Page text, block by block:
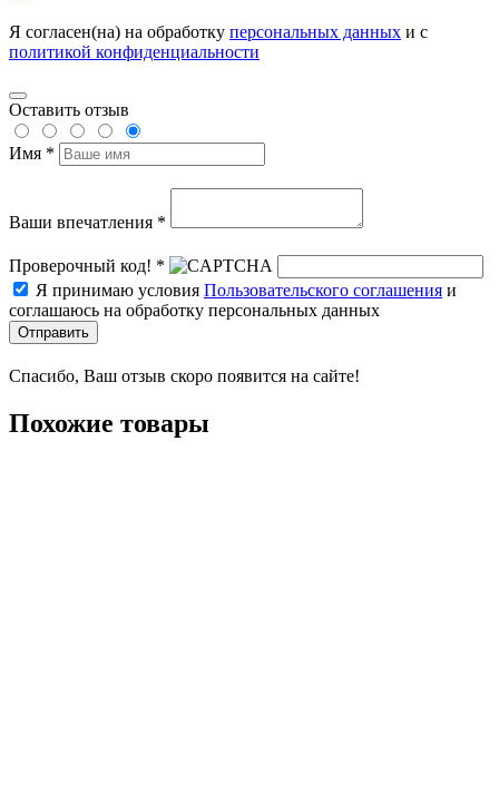
Я согласен(на) на обработку персональных данных и с
политикой конфиденциальности
Оставить отзыв
Имя *
Ваши впечатления *
Проверочный код! *
Я принимаю условия Пользовательского соглашения и
соглашаюсь на обработку персональных данных
Отправить
Спасибо, Ваш отзыв скоро появится на сайте!
Похожие товары